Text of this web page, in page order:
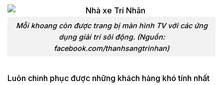
Mỗi khoang còn được trang bị màn hình TV với các ứng
dụng giải trí sôi động. (Nguồn:
facebook.com/thanhsangtrinhan)
Luôn chinh phục được những khách hàng khó tính nhất